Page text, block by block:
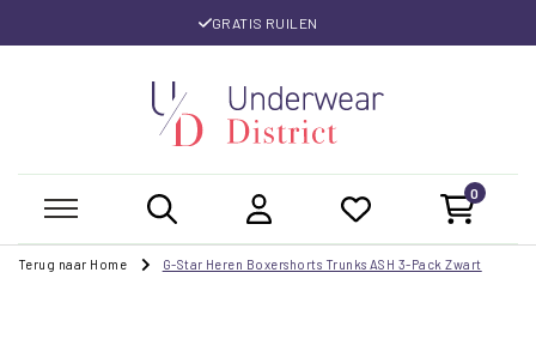
GRATIS RUILEN
0
Terug naar Home G-Star Heren Boxershorts Trunks ASH 3-Pack Zwart